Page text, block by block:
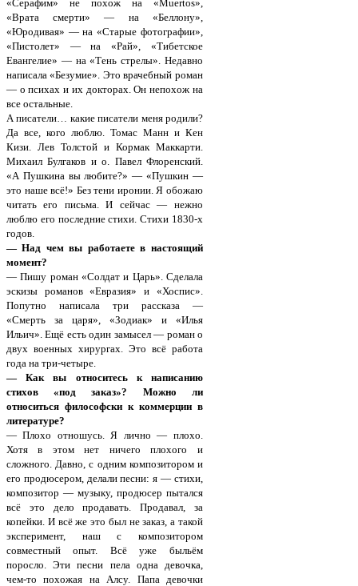
«Серафим» не похож на «Muertos»,
«Врата смерти» — на «Беллону»,
«Юродивая» — на «Старые фотографии»,
«Пистолет» — на «Рай», «Тибетское
Евангелие» — на «Тень стрелы». Недавно
написала «Безумие». Это врачебный роман
— о психах и их докторах. Он непохож на
все остальные.
А писатели… какие писатели меня родили?
Да все, кого люблю. Томас Манн и Кен
Кизи. Лев Толстой и Кормак Маккарти.
Михаил Булгаков и о. Павел Флоренский.
«А Пушкина вы любите?» — «Пушкин —
это наше всё!» Без тени иронии. Я обожаю
читать его письма. И сейчас — нежно
люблю его последние стихи. Стихи 1830-х
годов.
— Над чем вы работаете в настоящий
момент?
— Пишу роман «Солдат и Царь». Сделала
эскизы романов «Евразия» и «Хоспис».
Попутно написала три рассказа —
«Смерть за царя», «Зодиак» и «Илья
Ильич». Ещё есть один замысел — роман о
двух военных хирургах. Это всё работа
года на три-четыре.
— Как вы относитесь к написанию
стихов «под заказ»? Можно ли
относиться философски к коммерции в
литературе?
— Плохо отношусь. Я лично — плохо.
Хотя в этом нет ничего плохого и
сложного. Давно, с одним композитором и
его продюсером, делали песни: я — стихи,
композитор — музыку, продюсер пытался
всё это дело продавать. Продавал, за
копейки. И всё же это был не заказ, а такой
эксперимент, наш с композитором
совместный опыт. Всё уже быльём
поросло. Эти песни пела одна девочка,
чем-то похожая на Алсу. Папа девочки